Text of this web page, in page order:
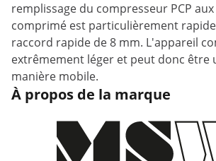
remplissage du compresseur PCP
comprimé est particulièrement
raccord rapide de 8 mm. L'appareil
extrêmement léger et peut donc être
manière mobile.
À propos de la marque